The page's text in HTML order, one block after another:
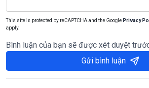
This site is protected by reCAPTCHA and the Google Privacy
apply.
Bình luận của bạn sẽ được xét duyệt
Gửi bình luận